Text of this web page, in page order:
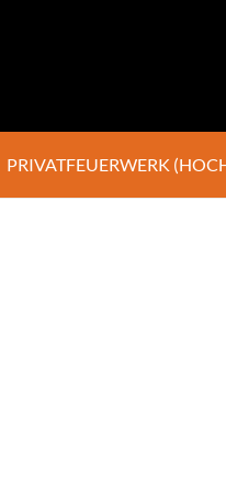
PRIVATFEUERWERK